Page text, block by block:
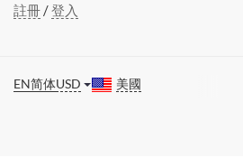
註冊/登入
EN简体USD 美國